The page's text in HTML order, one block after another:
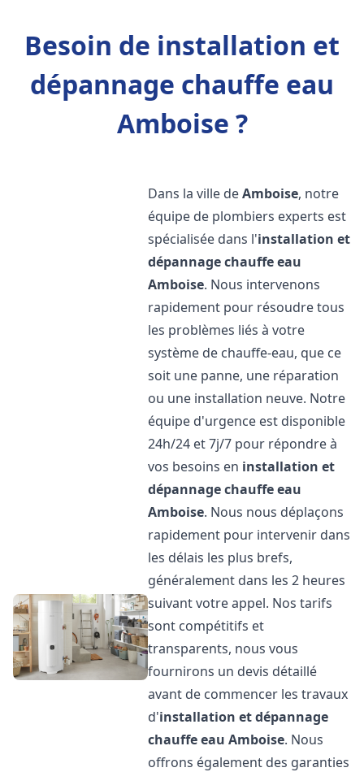
Besoin de installation et
dépannage chauffe eau
Amboise ?
Dans la ville deAmboise, notre
équipe de plombiers experts est
spécialisée dans l'installation et
dépannage chauffe eau
Amboise. Nous intervenons
rapidement pour résoudre tous
les problèmes liés à votre
système de chauffe-eau, que ce
soit une panne, une réparation
ou une installation neuve. Notre
équipe d'urgence est disponible
24h/24 et 7j/7 pour répondre à
vos besoins en installation et
dépannage chauffe eau
Amboise. Nous nous déplaçons
rapidement pour intervenir dans
les délais les plus brefs,
généralement dans les 2 heures
suivant votre appel. Nos tarifs
sont compétitifs et
transparents, nous vous
fournirons un devis détaillé
avant de commencer les travaux
d'installation et dépannage
chauffe eau Amboise. Nous
offrons également des garanties